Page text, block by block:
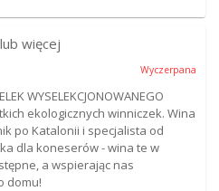
lub więcej
Wyczerpana
WYSELEKCJONOWANEGO
ekologicznych winniczek. Wina
po Katalonii i specjalista od
dla koneserów - wina te w
a wspierając nas
domu!